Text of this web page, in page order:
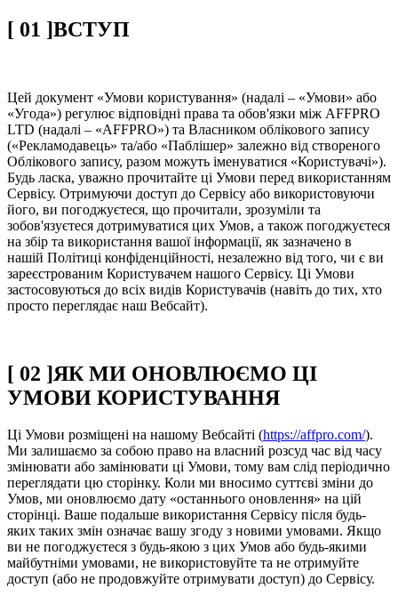
[ 01 ]ВСТУП
Цей документ «Умови користування» (надалі – «Умови» або
«Угода») регулює відповідні права та обов'язки між AFFPRO
LTD (надалі – «AFFPRO») та Власником облікового запису
(«Рекламодавець» та/або «Паблішер» залежно від створеного
Облікового запису, разом можуть іменуватися «Користувачі»).
Будь ласка, уважно прочитайте ці Умови перед використанням
Сервісу. Отримуючи доступ до Сервісу або використовуючи
його, ви погоджуєтеся, що прочитали, зрозуміли та
зобов'язуєтеся дотримуватися цих Умов, а також погоджуєтеся
на збір та використання вашої інформації, як зазначено в
нашій Політиці конфіденційності, незалежно від того, чи є ви
зареєстрованим Користувачем нашого Сервісу. Ці Умови
застосовуються до всіх видів Користувачів (навіть до тих, хто
просто переглядає наш Вебсайт).
[ 02 ]ЯК МИ ОНОВЛЮЄМО ЦІ
УМОВИ КОРИСТУВАННЯ
Ці Умови розміщені на нашому Вебсайті (https://affpro.com/).
Ми залишаємо за собою право на власний розсуд час від часу
змінювати або замінювати ці Умови, тому вам слід періодично
переглядати цю сторінку. Коли ми вносимо суттєві зміни до
Умов, ми оновлюємо дату «останнього оновлення» на цій
сторінці. Ваше подальше використання Сервісу після будь-
яких таких змін означає вашу згоду з новими умовами. Якщо
ви не погоджуєтеся з будь-якою з цих Умов або будь-якими
майбутніми умовами, не використовуйте та не отримуйте
доступ (або не продовжуйте отримувати доступ) до Сервісу.